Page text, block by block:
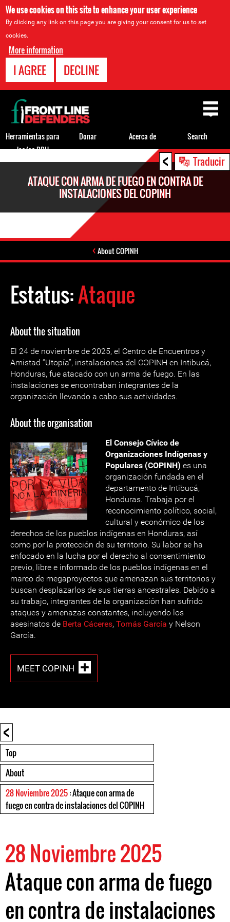
We use cookies on this site to enhance your user experience
By clicking any link on this page you are giving your consent for us to set
cookies.
More information
I AGREE DECLINE
< Traducir
ATAQUE CON ARMA DE FUEGO EN CONTRA DE
INSTALACIONES DEL COPINH
About COPINH
Estatus:Ataque
About the situation
El 24 de noviembre de 2025, el Centro de Encuentros y
Amistad “Utopía”, instalaciones del COPINH en Intibucá,
Honduras, fue atacado con un arma de fuego. En las
instalaciones se encontraban integrantes de la
organización llevando a cabo sus actividades.
About the organisation
El Consejo Cívico de
Organizaciones Indígenas y
Populares (COPINH) es una
organización fundada en el
departamento de Intibucá,
Honduras. Trabaja por el
reconocimiento político, social,
cultural y económico de los
derechos de los pueblos indígenas en Honduras, así
como por la protección de su territorio. Su labor se ha
enfocado en la lucha por el derecho al consentimiento
previo, libre e informado de los pueblos indígenas en el
marco de megaproyectos que amenazan sus territorios y
buscan desplazarlos de sus tierras ancestrales. Debido a
su trabajo, integrantes de la organización han sufrido
ataques y amenazas constantes, incluyendo los
asesinatos de Berta Cáceres, Tomás García y Nelson
García.
MEET COPINH
<
Top
About
28 Noviembre 2025: Ataque con arma de
fuego en contra de instalaciones del COPINH
28 Noviembre 2025
Ataque con arma de fuego
en contra de instalaciones
Back
to
top
Herramientas para
los/as DDH
Donar Acerca de Search